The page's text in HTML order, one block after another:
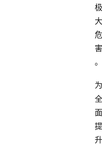
极
大
危
害
。
为
全
面
提
升